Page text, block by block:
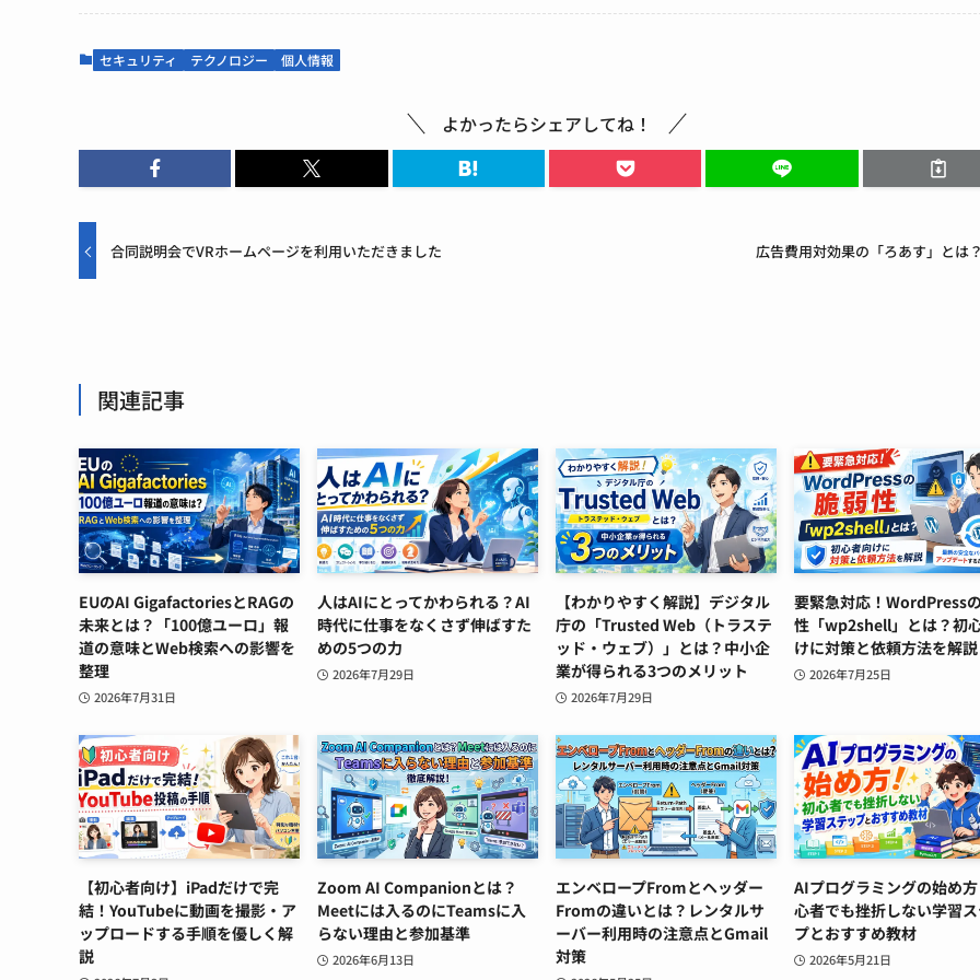
セキュリティ テクノロジー 個人情報
よかったらシェアしてね！
合同説明会でVRホームページを利用いただきました 広告費用対効果の「ろあす」とは
関連記事
EUのAI GigafactoriesとRAGの
未来とは？「100億ユーロ」報
道の意味とWeb検索への影響を
整理
2026年7月31日
人はAIにとってかわられる？AI
時代に仕事をなくさず伸ばすた
めの5つの力
2026年7月29日
【わかりやすく解説】デジタル
庁の「Trusted Web（トラステ
ッド・ウェブ）」とは？中小企
業が得られる3つのメリット
2026年7月29日
要緊急対応！WordPress
性「wp2shell」とは？初
けに対策と依頼方法を解説
2026年7月25日
【初心者向け】iPadだけで完
結！YouTubeに動画を撮影・ア
ップロードする手順を優しく解
説
Zoom AI Companionとは？
Meetには入るのにTeamsに入
らない理由と参加基準
2026年6月13日
エンベロープFromとヘッダー
Fromの違いとは？レンタルサ
ーバー利用時の注意点とGmail
対策
AIプログラミングの始め
心者でも挫折しない学習
プとおすすめ教材
2026年5月21日